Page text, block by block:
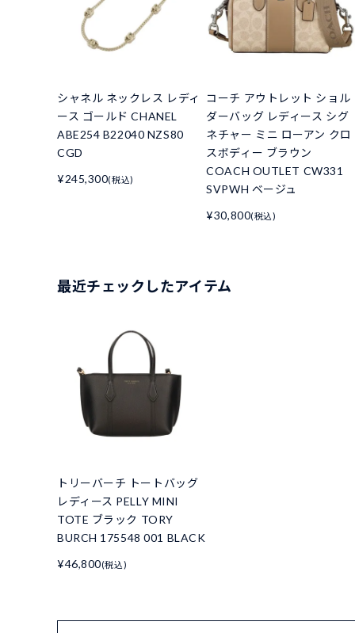
シャネル ネックレス レディ
ース ゴールド CHANEL
ABE254 B22040 NZS80
CGD
¥245,300(税込)
コーチ アウトレット ショル
ダーバッグ レディース シグ
ネチャー ミニ ローアン クロ
スボディー ブラウン
COACH OUTLET CW331
SVPWH ベージュ
¥30,800(税込)
最近チェックしたアイテム
トリーバーチ トートバッグ
レディース PELLY MINI
TOTE ブラック TORY
BURCH 175548 001 BLACK
¥46,800(税込)